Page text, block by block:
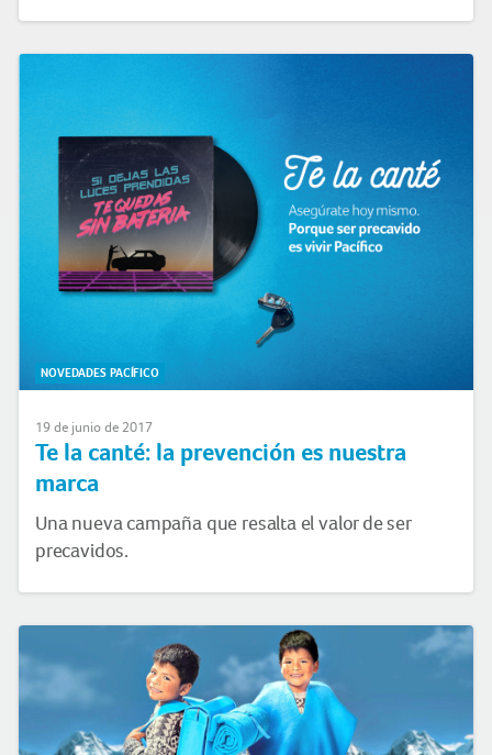
NOVEDADES PACÍFICO
19 de junio de 2017
Te la canté: la prevención es nuestra
marca
Una nueva campaña que resalta el valor de ser
precavidos.